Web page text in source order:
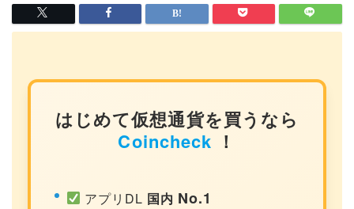
はじめて仮想通貨を買うなら
Coincheck ！
アプリDL 国内 No.1